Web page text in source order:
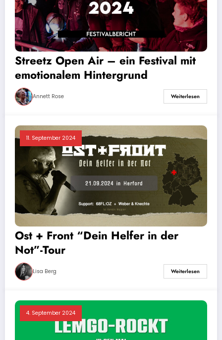
Streetz Open Air – ein Festival mit
emotionalem Hintergrund
Annett Rose Weiterlesen
11. September 2024
Ost + Front “Dein Helfer in der
Not”-Tour
Lisa Berg Weiterlesen
4. September 2024